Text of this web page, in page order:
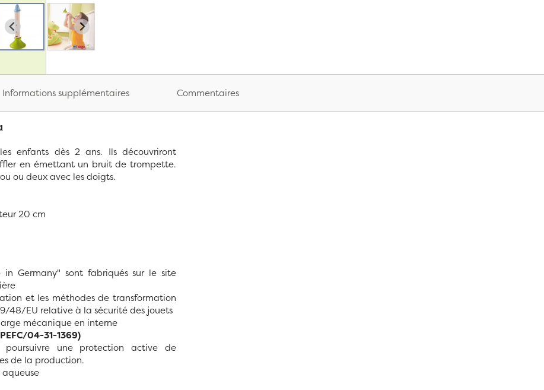
Informations supplémentaires Commentaires
enfants dès 2 ans. Ils découvriront
en émettant un bruit de trompette.
ou deux avec les doigts.
20 cm
in Germany" sont fabriqués sur le site
et les méthodes de transformation
48/EU relative à la sécurité des jouets
mécanique en interne
04-31-1369)
une protection active de
de la production.
aqueuse